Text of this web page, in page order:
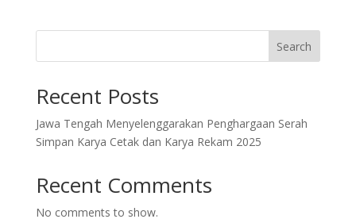
Search
Recent Posts
Jawa Tengah Menyelenggarakan Penghargaan Serah
Simpan Karya Cetak dan Karya Rekam 2025
Recent Comments
No comments to show.